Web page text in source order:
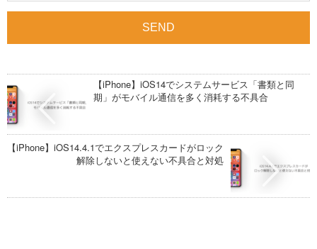
【iPhone】iOS14でシステムサービス「書類と同
期」がモバイル通信を多く消耗する不具合
【iPhone】iOS14.4.1でエクスプレスカードがロック
解除しないと使えない不具合と対処